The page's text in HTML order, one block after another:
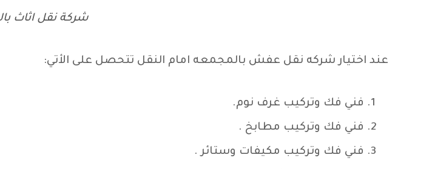
شركة نقل اثاث
عند اختيار شركه نقل عفش بالمجمعه امام النقل تتحصل على الأتي:
فني فك وتركيب غرف نوم.
فني فك وتركيب مطابخ .
فني فك وتركيب مكيفات وستائر .